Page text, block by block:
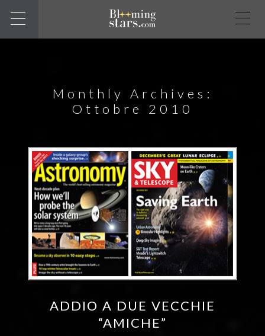
Monthly Archives:
Ottobre 2010
ADDIO A DUE VECCHIE
“AMICHE”